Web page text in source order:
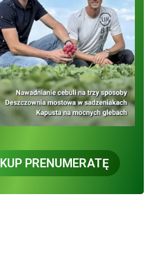
KUP PRENUMERATĘ